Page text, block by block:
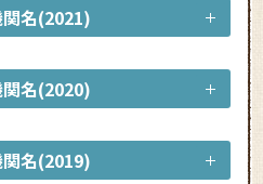
名(2021)
名(2020)
名(2019)